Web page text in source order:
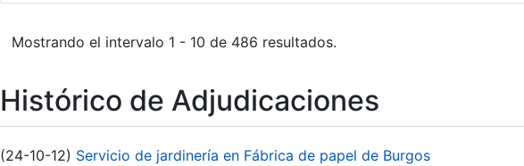
Mostrando el intervalo 1 - 10 de 486 resultados.
Histórico de Adjudicaciones
(24-10-12) Servicio de jardinería en Fábrica de papel de Burgos